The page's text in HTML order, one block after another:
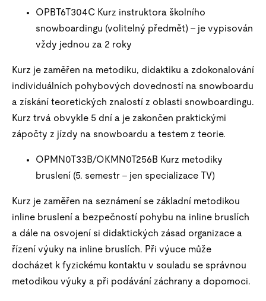
OPBT6T304C Kurz instruktora školního
snowboardingu (volitelný předmět) – je vypisován
vždy jednou za 2 roky
Kurz je zaměřen na metodiku, didaktiku a zdokonalování
individuálních pohybových dovedností na snowboardu
a získání teoretických znalostí z oblasti snowboardingu.
Kurz trvá obvykle 5 dní a je zakončen praktickými
zápočty z jízdy na snowboardu a testem z teorie.
OPMN0T33B/OKMN0T256B Kurz metodiky
bruslení (5. semestr – jen specializace TV)
Kurz je zaměřen na seznámení se základní metodikou
inline bruslení a bezpečností pohybu na inline bruslích
a dále na osvojení si didaktických zásad organizace a
řízení výuky na inline bruslích. Při výuce může
docházet k fyzickému kontaktu v souladu se správnou
metodikou výuky a při podávání záchrany a dopomoci.